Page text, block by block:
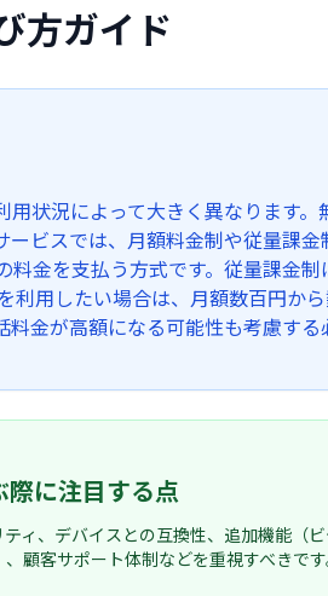
方ガイド
状況によって大きく異なります。
ビスでは、月額料金制や従量課
金を支払う方式です。従量課金
利用したい場合は、月額数百円か
金が高額になる可能性も考慮する
に注目する点
ィ、デバイスとの互換性、追加機能（
顧客サポート体制などを重視すべきで